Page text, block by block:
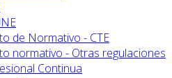
de Normativo - CTE
normativo - Otras regulaciones
Continua